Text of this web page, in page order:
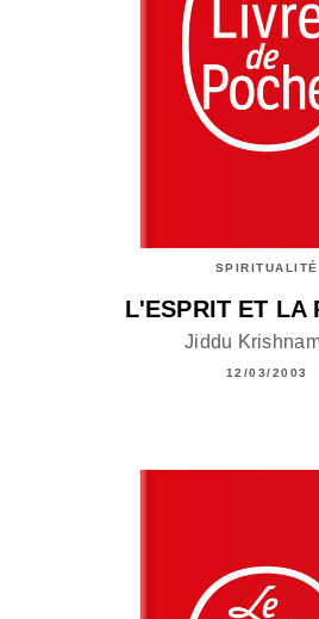
SPIRITUALITÉ
L'ESPRIT ET LA
Jiddu
12/03/2003